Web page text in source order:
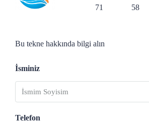
71
58
Bu tekne hakkında bilgi alın
İsminiz
Telefon